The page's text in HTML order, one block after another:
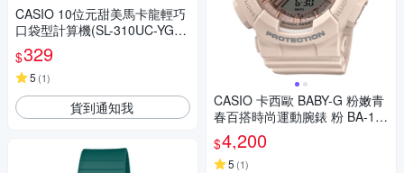
CASIO 10位元甜美馬卡龍輕巧
口袋型計算機(SL-310UC-YG)-
芥末黃
$329
5 (1)
貨到通知我
CASIO 卡西歐 BABY-G 粉嫩青
春百搭時尚運動腕錶 粉 BA-11
0XCP-4A_43.4mm
$4,200
5 (1)